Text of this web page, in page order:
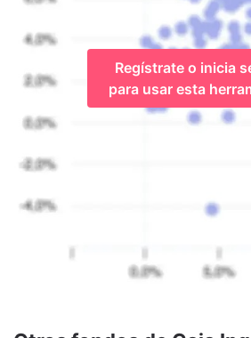
Regístrate o inicia
para usar esta